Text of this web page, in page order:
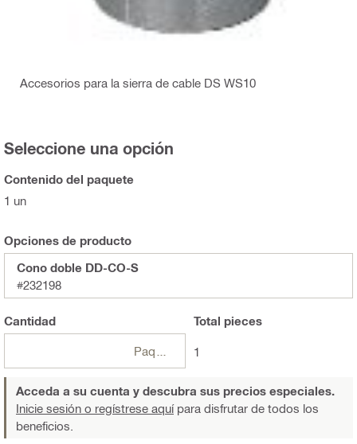
Accesorios para la sierra de cable DS WS10
Seleccione una opción
Contenido del paquete
1 un
Opciones de producto
Cono doble DD-CO-S
#232198
Cantidad Total pieces
1
Acceda a su cuenta y descubra sus precios especiales.
Inicie sesión o regístrese aquípara disfrutar de todos los
beneficios.